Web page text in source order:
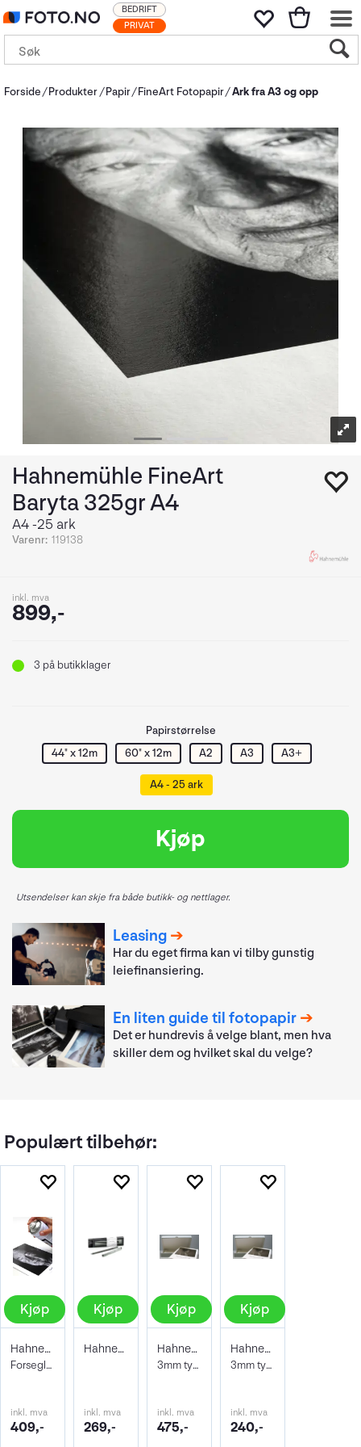
PRIVAT
BEDRIFT
Forside Produkter Papir FineArt Fotopapir Ark fra A3 og opp
Hahnemühle FineArt
Baryta 325gr A4
A4 -25 ark
Varenr: 119138
inkl. mva
899,-
3 på butikklager
Papirstørrelse
44" x 12m
60" x 12m A2 A3 A3+
A4 - 25 ark
Kjøp
Utsendelser kan skje fra både butikk- og nettlager.
Leasing
Har du eget firma kan vi tilby gunstig
leiefinansiering.
En liten guide til fotopapir
Det er hundrevis å velge blant, men hva
skiller dem og hvilket skal du velge?
Populært tilbehør:
Kjøp
Hahnemühle Protective Spray 400ml
Forseglende og beskyttene lakk
inkl. mva
409,-
Kjøp
Hahnemühle Signing Pen Duo
inkl. mva
269,-
Kjøp
Hahnemühle Archive & Portfoliobox A2
3mm tykkelse 605x435x35 mm
inkl. mva
475,-
Kjøp
Hahnemühle Archive & Portfoliobox A3+
3mm tykkelse 32,9 x 48,3 cm
inkl. mva
240,-